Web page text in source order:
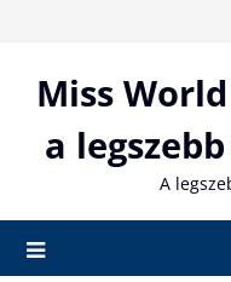
contentMiss
a
A